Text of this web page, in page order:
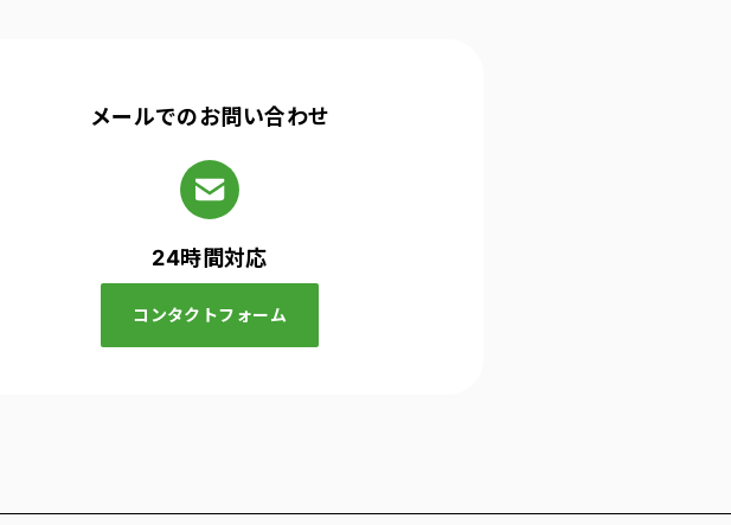
メールでのお問い合わせ
24時間対応
コンタクトフォーム